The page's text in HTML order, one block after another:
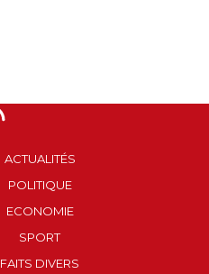
ACTUALITÉS
POLITIQUE
ECONOMIE
SPORT
FAITS DIVERS